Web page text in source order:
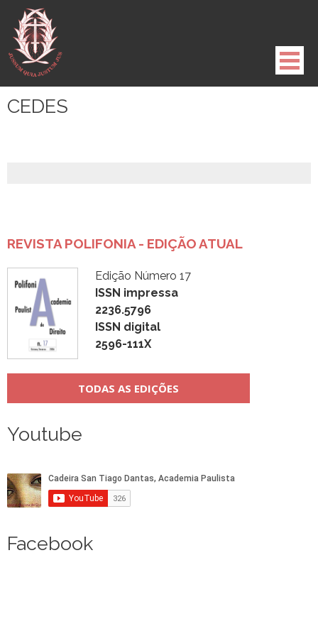
para
conteúdo
CEDES
REVISTA POLIFONIA - EDIÇÃO ATUAL
Edição Número 17
ISSN impressa
2236.5796
ISSN digital
2596-111X
TODAS AS EDIÇÕES
Youtube
Facebook